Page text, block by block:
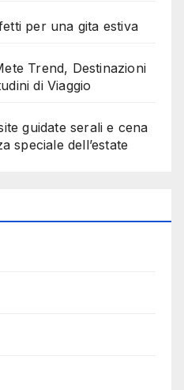
per una gita estiva
Trend, Destinazioni
di Viaggio
guidate serali e cena
speciale dell’estate